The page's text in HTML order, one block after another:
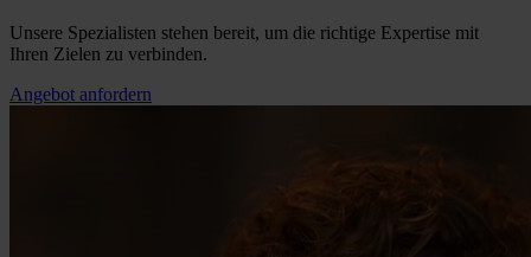
Unsere Spezialisten stehen bereit, um die richtige Expertise mit
Ihren Zielen zu verbinden.
Angebot anfordern